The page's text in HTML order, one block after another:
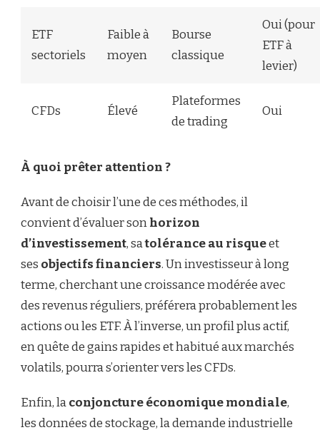
ETF
sectoriels
Faible à
moyen
Bourse
classique
Oui (pour
ETF à
levier)
CFDs Élevé
Plateformes
de trading
Oui
À quoi prêter attention ?
Avant de choisir l’une de ces méthodes, il
convient d’évaluer sonhorizon
d’investissement, satolérance au risqueet
ses objectifs financiers. Un investisseur à long
terme, cherchant une croissance modérée avec
des revenus réguliers, préférera probablement les
actions ou les ETF. À l’inverse, un profil plus actif,
en quête de gains rapides et habitué aux marchés
volatils, pourra s’orienter vers les CFDs.
Enfin, laconjoncture économique mondiale,
les données de stockage, la demande industrielle